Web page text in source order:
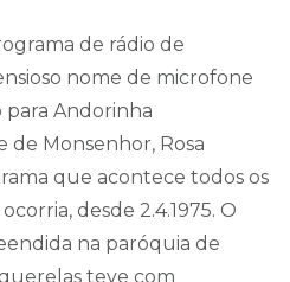
de rádio de
nome de microfone
para Andorinha
de Monsenhor, Rosa
que acontece todos os
desde 2.4.1975. O
na paróquia de
teve com